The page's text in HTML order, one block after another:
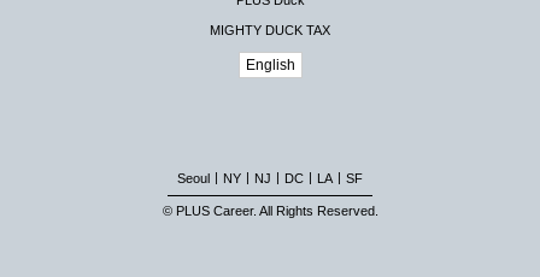
MIGHTY DUCK TAX
English
Seoul NY NJ DC LA SF
© PLUS Career. All Rights Reserved.